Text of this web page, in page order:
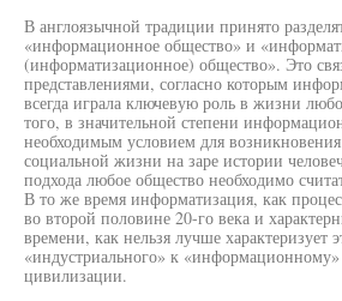
В англоязычной традиции принято
«информационное общество» и
(информатизационное) общество». Это
представлениями, согласно которым
всегда играла ключевую роль в жизни
того, в значительной степени
необходимым условием для
социальной жизни на заре истории
подхода любое общество необходимо
В то же время информатизация, как
во второй половине 20-го века и
времени, как нельзя лучше характеризует
«индустриального» к
цивилизации.